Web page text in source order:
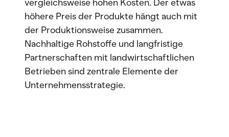
vergleichsweise hohen Kosten. Der etwas
höhere Preis der Produkte hängt auch mit
der Produktionsweise zusammen.
Nachhaltige Rohstoffe und langfristige
Partnerschaften mit landwirtschaftlichen
Betrieben sind zentrale Elemente der
Unternehmensstrategie.